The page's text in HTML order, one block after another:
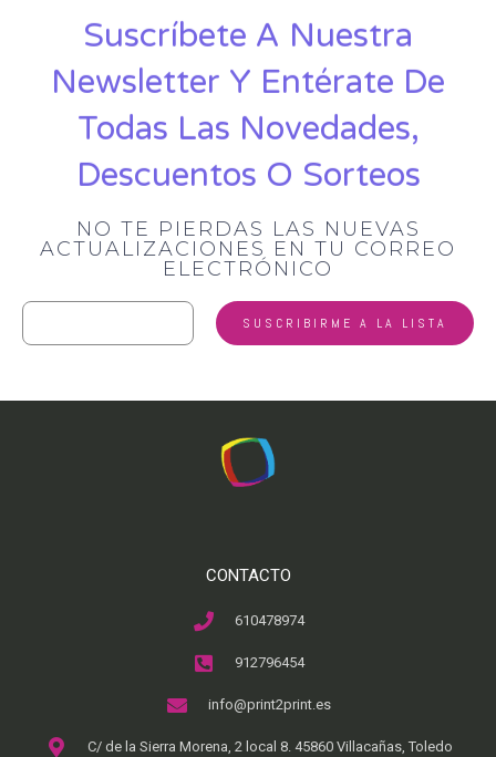
Suscríbete A Nuestra
Newsletter Y Entérate De
Todas Las Novedades,
Descuentos O Sorteos
NO TE PIERDAS LAS NUEVAS
ACTUALIZACIONES EN TU CORREO
ELECTRÓNICO
CONTACTO
610478974
912796454
info@print2print.es
C/ de la Sierra Morena, 2 local 8. 45860 Villacañas, Toledo